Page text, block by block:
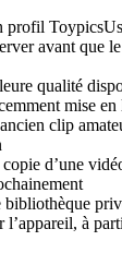
profil
avant que
qualité
mise en
clip
d’une
bibliothèque
l’appareil, à